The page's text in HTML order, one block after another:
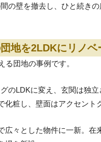
の壁を撤去し、ひと続き
地を2LDKにリノベ
る団地の事例です。
のLDKに変え、玄関は独
化粧し、壁面はアクセント
広々とした物件に一新。